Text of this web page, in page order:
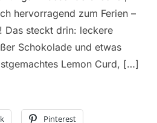
hervorragend zum Ferien –
Das steckt drin: leckere
Schokolade und etwas
Lemon Curd, […]
Pinterest